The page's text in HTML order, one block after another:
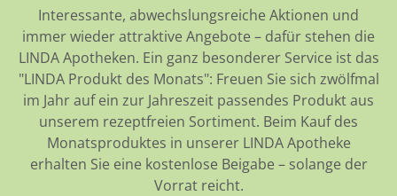
Interessante, abwechslungsreiche Aktionen und
immer wieder attraktive Angebote – dafür stehen die
LINDA Apotheken. Ein ganz besonderer Service ist das
"LINDA Produkt des Monats": Freuen Sie sich zwölfmal
im Jahr auf ein zur Jahreszeit passendes Produkt aus
unserem rezeptfreien Sortiment. Beim Kauf des
Monatsproduktes in unserer LINDA Apotheke
erhalten Sie eine kostenlose Beigabe – solange der
Vorrat reicht.